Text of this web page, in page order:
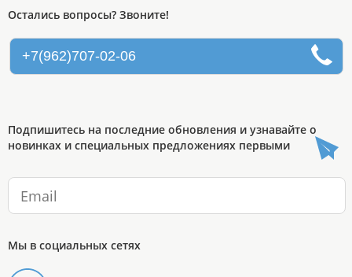
Остались вопросы? Звоните!
+7(962)707-02-06
Подпишитесь на последние обновления и узнавайте о
новинках и специальных предложениях первыми
Мы в социальных сетях